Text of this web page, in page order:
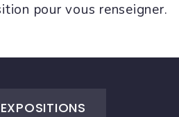
pour vous renseigner.
EXPOSITIONS